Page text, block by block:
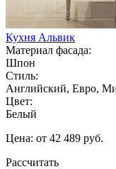
Кухня Альвик
Материал фасада:
Шпон
Стиль:
Английский, Евро,
Цвет:
Белый
Цена: от 42 489 руб.
Рассчитать